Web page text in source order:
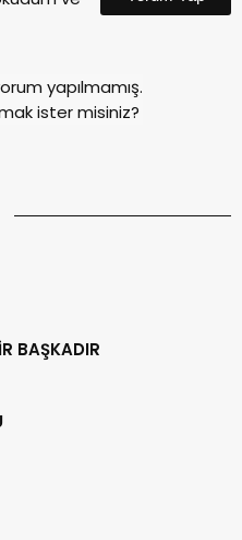
yapılmamış.
ister misiniz?
BAŞKADIR